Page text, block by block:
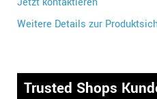
Weitere Details zur
Trusted Shops